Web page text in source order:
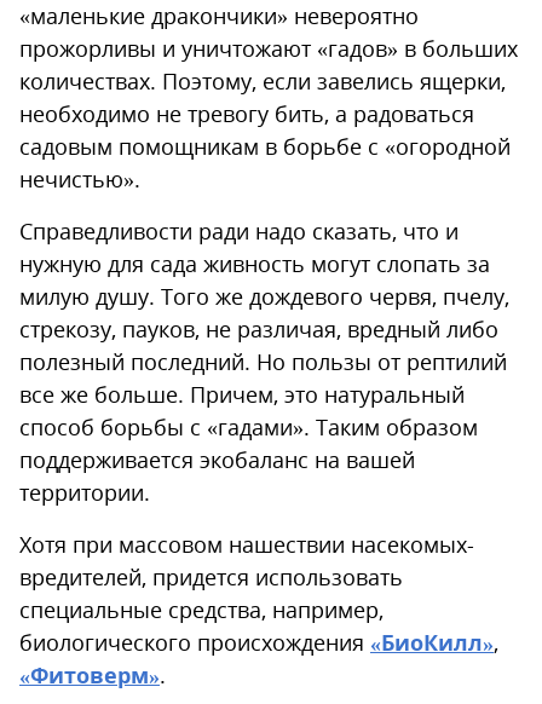
«маленькие дракончики» невероятно
прожорливы и уничтожают «гадов» в больших
количествах. Поэтому, если завелись ящерки,
необходимо не тревогу бить, а радоваться
садовым помощникам в борьбе с «огородной
нечистью».
Справедливости ради надо сказать, что и
нужную для сада живность могут слопать за
милую душу. Того же дождевого червя, пчелу,
стрекозу, пауков, не различая, вредный либо
полезный последний. Но пользы от рептилий
все же больше. Причем, это натуральный
способ борьбы с «гадами». Таким образом
поддерживается экобаланс на вашей
территории.
Хотя при массовом нашествии насекомых-
вредителей, придется использовать
специальные средства, например,
биологического происхождения «БиоКилл»,
«Фитоверм».